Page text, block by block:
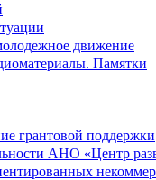
движение
Памятки
грантовой поддержки
АНО «Центр